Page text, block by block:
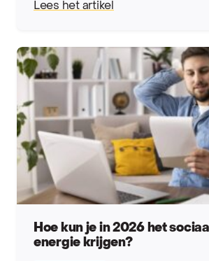
Lees het artikel
Hoe kun je in 2026 het
energie krijgen?